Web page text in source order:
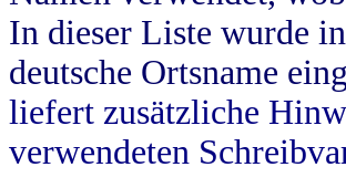
In dieser Liste wurde
deutsche Ortsname
liefert zusätzliche
verwendeten